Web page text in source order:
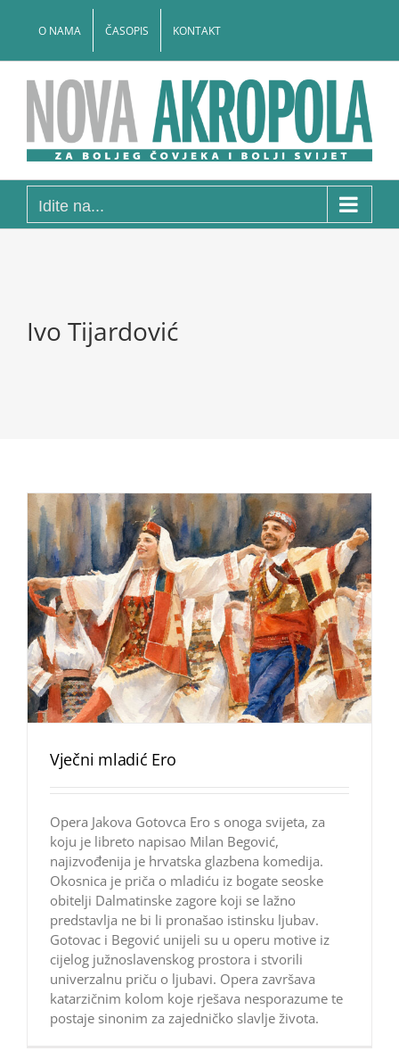
O NAMA ČASOPIS KONTAKT
Idite na...
Ivo Tijardović
Vječni mladić Ero
Opera Jakova Gotovca Ero s onoga svijeta, za
koju je libreto napisao Milan Begović,
najizvođenija je hrvatska glazbena komedija.
Okosnica je priča o mladiću iz bogate seoske
obitelji Dalmatinske zagore koji se lažno
predstavlja ne bi li pronašao istinsku ljubav.
Gotovac i Begović unijeli su u operu motive iz
cijelog južnoslavenskog prostora i stvorili
univerzalnu priču o ljubavi. Opera završava
katarzičnim kolom koje rješava nesporazume te
postaje sinonim za zajedničko slavlje života.